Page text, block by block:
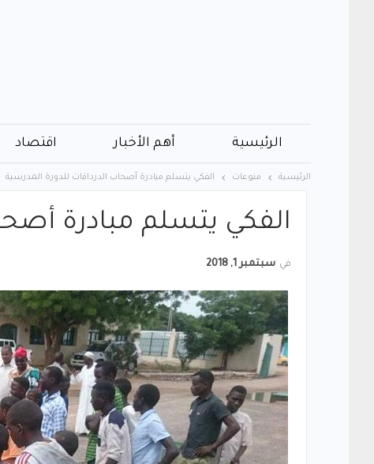
الرئيسية أهم الأخبار اقتصاد
الرئيسية منوعات الفكي يتسلم مبادرة أصحاب الدرداقات للدورة المدرسية
الفكي يتسلم مبادرة
في سبتمبر 1, 2018